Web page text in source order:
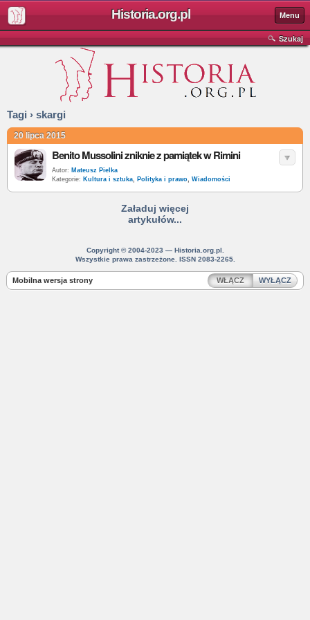
Historia.org.pl Menu
Szukaj
Tagi › skargi
20 lipca 2015
Benito Mussolini zniknie z pamiątek w Rimini
Autor: Mateusz Pielka
Kategorie: Kultura i sztuka, Polityka i prawo, Wiadomości
Załaduj więcej
artykułów...
Copyright © 2004-2023 — Historia.org.pl.
Wszystkie prawa zastrzeżone. ISSN 2083-2265.
Mobilna wersja strony WŁĄCZ WYŁĄCZ